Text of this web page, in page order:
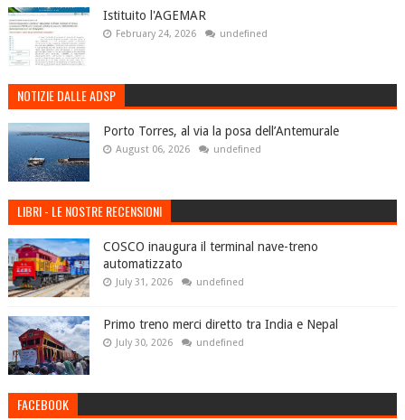
Istituito l'AGEMAR
February 24, 2026 undefined
NOTIZIE DALLE ADSP
Porto Torres, al via la posa dell’Antemurale
August 06, 2026 undefined
LIBRI - LE NOSTRE RECENSIONI
COSCO inaugura il terminal nave-treno
automatizzato
July 31, 2026 undefined
Primo treno merci diretto tra India e Nepal
July 30, 2026 undefined
FACEBOOK